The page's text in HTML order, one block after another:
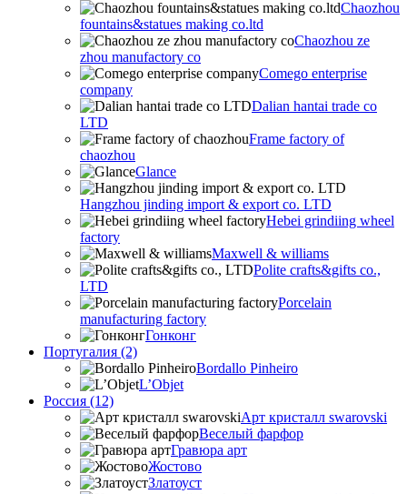
Chaozhou
fountains&statues making co.ltd
Chaozhou ze
zhou manufactory co
Comego enterprise
company
Dalian hantai trade co
LTD
Frame factory of
chaozhou
Glance
Hangzhou jinding import & export co. LTD
Hebei grindiing wheel
factory
Maxwell & williams
Polite crafts&gifts co.,
LTD
Porcelain
manufacturing factory
Гонконг
Португалия (2)
Bordallo Pinheiro
L’Objet
Россия (12)
Арт кристалл swarovski
Веселый фарфор
Гравюра арт
Жостово
Златоуст